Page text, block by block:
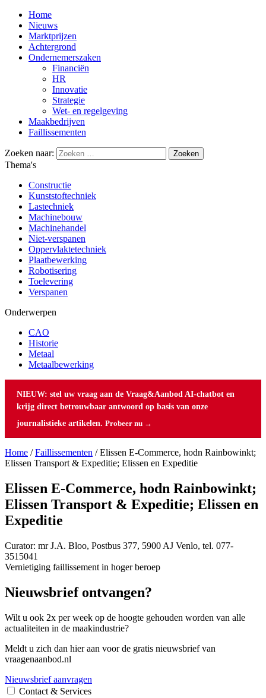
Home
Nieuws
Marktprijzen
Achtergrond
Ondernemerszaken
Financiën
HR
Innovatie
Strategie
Wet- en regelgeving
Maakbedrijven
Faillissementen
Zoeken naar:
Thema's
Constructie
Kunststoftechniek
Lastechniek
Machinebouw
Machinehandel
Niet-verspanen
Oppervlaktetechniek
Plaatbewerking
Robotisering
Toelevering
Verspanen
Onderwerpen
CAO
Historie
Metaal
Metaalbewerking
NIEUW: stel uw vraag aan de Vraag&Aanbod AI-chatbot en
krijg direct betrouwbaar antwoord op basis van onze
journalistieke artikelen. Probeer nu →
Home /Faillissementen /Elissen E-Commerce, hodn Rainbowinkt;
Elissen Transport & Expeditie; Elissen en Expeditie
Elissen E-Commerce, hodn Rainbowinkt;
Elissen Transport & Expeditie; Elissen en
Expeditie
Curator: mr J.A. Bloo, Postbus 377, 5900 AJ Venlo, tel. 077-
3515041
Vernietiging faillissement in hoger beroep
Nieuwsbrief ontvangen?
Wilt u ook 2x per week op de hoogte gehouden worden van alle
actualiteiten in de maakindustrie?
Meldt u zich dan hier aan voor de gratis nieuwsbrief van
vraagenaanbod.nl
Nieuwsbrief aanvragen
Contact & Services